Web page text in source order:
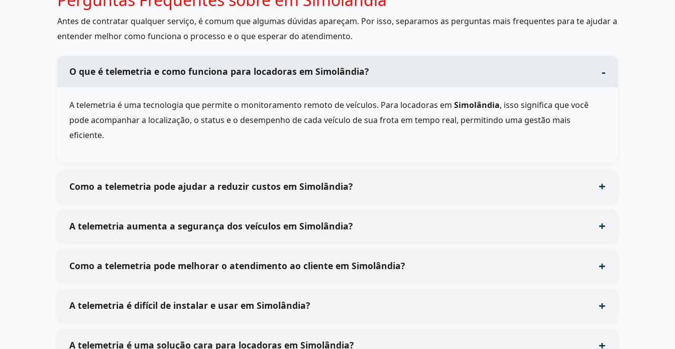
Antes de contratar qualquer serviço, é comum que algumas dúvidas apareçam. Por isso, separamos as perguntas mais frequentes para te ajudar a
entender melhor como funciona o processo e o que esperar do atendimento.
O que é telemetria e como funciona para locadoras em Simolândia?
A telemetria é uma tecnologia que permite o monitoramento remoto de veículos. Para locadoras em Simolândia, isso significa que você
pode acompanhar a localização, o status e o desempenho de cada veículo de sua frota em tempo real, permitindo uma gestão mais
eficiente.
Como a telemetria pode ajudar a reduzir custos em Simolândia?
A telemetria aumenta a segurança dos veículos em Simolândia?
Como a telemetria pode melhorar o atendimento ao cliente em Simolândia?
A telemetria é difícil de instalar e usar em Simolândia?
A telemetria é uma solução cara para locadoras em Simolândia?